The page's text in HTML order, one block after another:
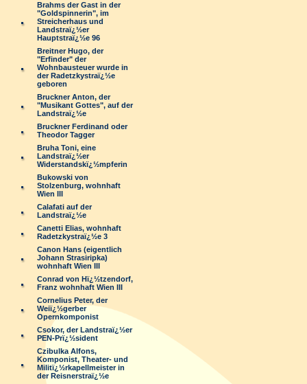
Brahms der Gast in der
"Goldspinnerin", im
Streicherhaus und
Landstraï¿½er
Hauptstraï¿½e 96
Breitner Hugo, der
"Erfinder" der
Wohnbausteuer wurde in
der Radetzkystraï¿½e
geboren
Bruckner Anton, der
"Musikant Gottes", auf der
Landstraï¿½e
Bruckner Ferdinand oder
Theodor Tagger
Bruha Toni, eine
Landstraï¿½er
Widerstandskï¿½mpferin
Bukowski von
Stolzenburg, wohnhaft
Wien III
Calafati auf der
Landstraï¿½e
Canetti Elias, wohnhaft
Radetzkystraï¿½e 3
Canon Hans (eigentlich
Johann Strasiripka)
wohnhaft Wien III
Conrad von Hï¿½tzendorf,
Franz wohnhaft Wien III
Cornelius Peter, der
Weiï¿½gerber
Opernkomponist
Csokor, der Landstraï¿½er
PEN-Prï¿½sident
Czibulka Alfons,
Komponist, Theater- und
Militï¿½rkapellmeister in
der Reisnerstraï¿½e